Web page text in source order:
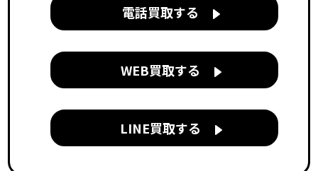
電話買取する
WEB買取する
LINE買取する